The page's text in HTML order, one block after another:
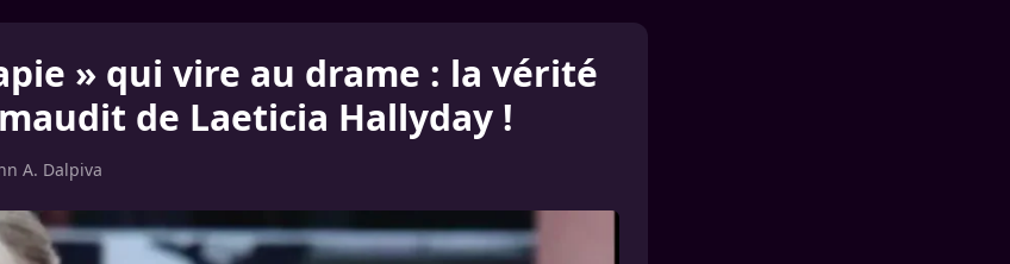
» qui vire au drame : la vérité
de Laeticia Hallyday !
A. Dalpiva